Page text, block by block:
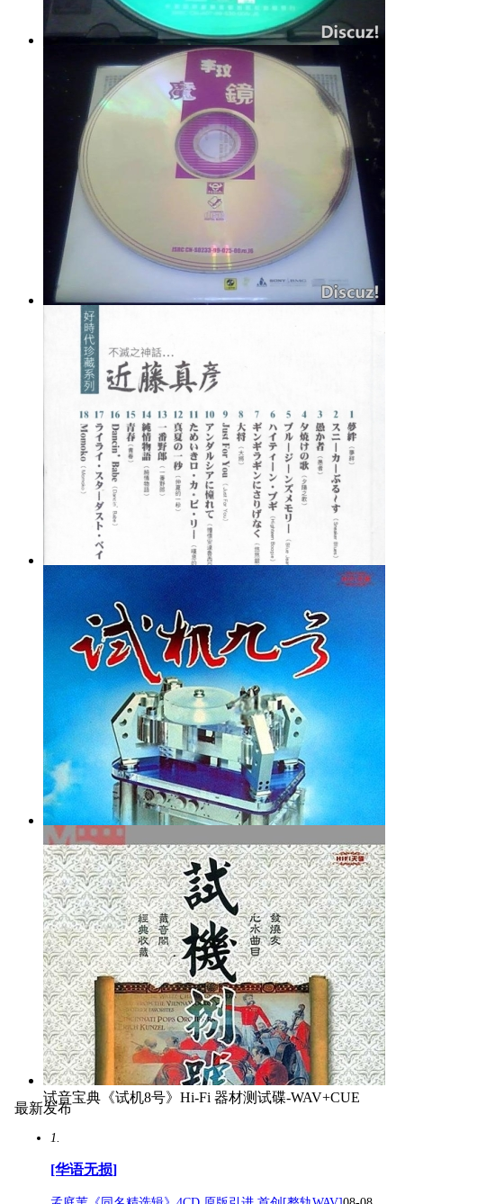
孟庭苇《同名精选辑》4CD 原版引进 首创[整轨WAV
李玟《魔镜精选辑》2CD 上海声像 首创 [整轨 WAV
好时代珍藏系列《近藤真彦-不灭之神话》WAV分轨
试音宝典《试机9号》WAV+CUE
试音宝典《试机8号》Hi‑Fi 器材测试碟-WAV+CUE
最新发布
1.
[华语无损]